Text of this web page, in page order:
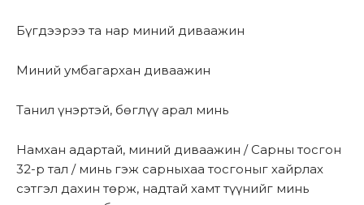
Бүгдээрээ та нар миний диваажин
Миний умбагархан диваажин
Танил үнэртэй, бөглүү арал минь
Намхан адартай, миний диваажин / Сарны тосгон
32-р тал / минь гэж сарныхаа тосгоныг хайрлах
сэтгэл дахин төрж, надтай хамт түүнийг минь